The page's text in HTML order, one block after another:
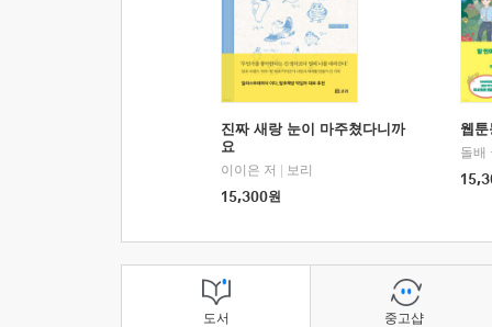
진짜 새랑 눈이 마주쳤다니까
요
이이은 저
보리
15,300원
웹
돌배
도서 중고샵